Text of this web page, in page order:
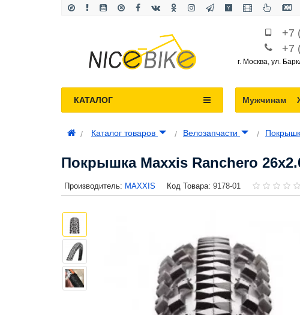
+7
+7
г. Москва, ул.
Мужчинам
КАТАЛОГ
Каталог товаров Велозапчасти
Покрышка Maxxis Ranchero
Производитель: MAXXIS Код Товара: 9178-01